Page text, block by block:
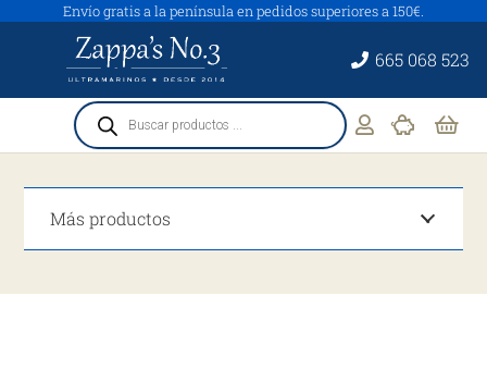
Envío gratis a la península en pedidos superiores a 150€.
665 068 523
Búsqueda
de
productos
Más productos